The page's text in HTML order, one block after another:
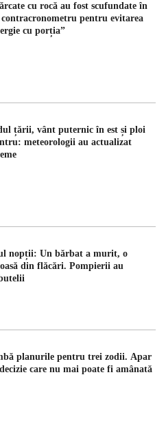
cu rocă au fost scufundate în
pentru evitarea
cu porția”
țării, vânt puternic în est și ploi
meteorologii au actualizat
nopții: Un bărbat a murit, o
din flăcări. Pompierii au
planurile pentru trei zodii. Apar
care nu mai poate fi amânată